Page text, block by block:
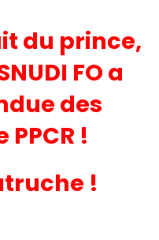
du prince,
FO a
des
!
!